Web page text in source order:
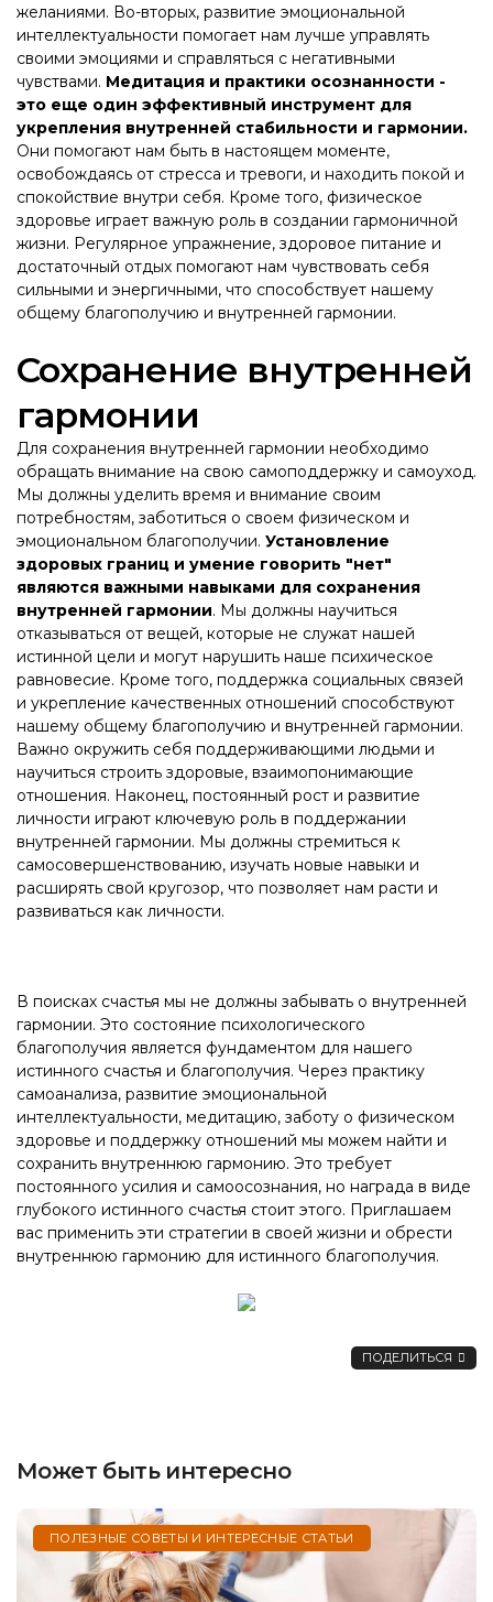
желаниями. Во-вторых, развитие эмоциональной
интеллектуальности помогает нам лучше управлять
своими эмоциями и справляться с негативными
чувствами. Медитация и практики осознанности -
это еще один эффективный инструмент для
укрепления внутренней стабильности и гармонии.
Они помогают нам быть в настоящем моменте,
освобождаясь от стресса и тревоги, и находить покой и
спокойствие внутри себя. Кроме того, физическое
здоровье играет важную роль в создании гармоничной
жизни. Регулярное упражнение, здоровое питание и
достаточный отдых помогают нам чувствовать себя
сильными и энергичными, что способствует нашему
общему благополучию и внутренней гармонии.
Сохранение внутренней
гармонии
Для сохранения внутренней гармонии необходимо
обращать внимание на свою самоподдержку и самоуход.
Мы должны уделить время и внимание своим
потребностям, заботиться о своем физическом и
эмоциональном благополучии. Установление
здоровых границ и умение говорить "нет"
являются важными навыками для сохранения
внутренней гармонии. Мы должны научиться
отказываться от вещей, которые не служат нашей
истинной цели и могут нарушить наше психическое
равновесие. Кроме того, поддержка социальных связей
и укрепление качественных отношений способствуют
нашему общему благополучию и внутренней гармонии.
Важно окружить себя поддерживающими людьми и
научиться строить здоровые, взаимопонимающие
отношения. Наконец, постоянный рост и развитие
личности играют ключевую роль в поддержании
внутренней гармонии. Мы должны стремиться к
самосовершенствованию, изучать новые навыки и
расширять свой кругозор, что позволяет нам расти и
развиваться как личности.
В поисках счастья мы не должны забывать о внутренней
гармонии. Это состояние психологического
благополучия является фундаментом для нашего
истинного счастья и благополучия. Через практику
самоанализа, развитие эмоциональной
интеллектуальности, медитацию, заботу о физическом
здоровье и поддержку отношений мы можем найти и
сохранить внутреннюю гармонию. Это требует
постоянного усилия и самоосознания, но награда в виде
глубокого истинного счастья стоит этого. Приглашаем
вас применить эти стратегии в своей жизни и обрести
внутреннюю гармонию для истинного благополучия.
ПОДЕЛИТЬСЯ
Может быть интересно
ПОЛЕЗНЫЕ СОВЕТЫ И ИНТЕРЕСНЫЕ СТАТЬИ